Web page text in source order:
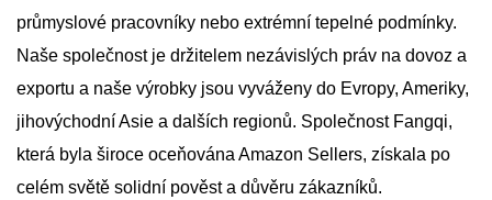
průmyslové pracovníky nebo extrémní tepelné podmínky.
Naše společnost je držitelem nezávislých práv na dovoz a
exportu a naše výrobky jsou vyváženy do Evropy, Ameriky,
jihovýchodní Asie a dalších regionů. Společnost Fangqi,
která byla široce oceňována Amazon Sellers, získala po
celém světě solidní pověst a důvěru zákazníků.